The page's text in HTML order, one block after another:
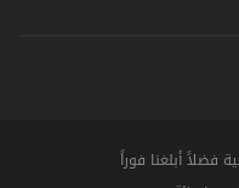
فضلاً أبلغنا فوراً